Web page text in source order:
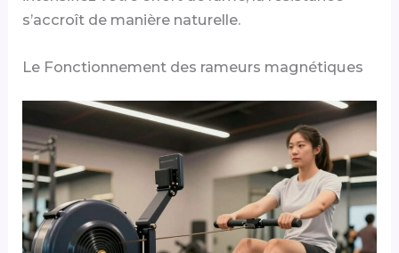
s’accroît de manière naturelle.
Le Fonctionnement des rameurs magnétiques